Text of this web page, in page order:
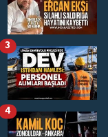
3
4